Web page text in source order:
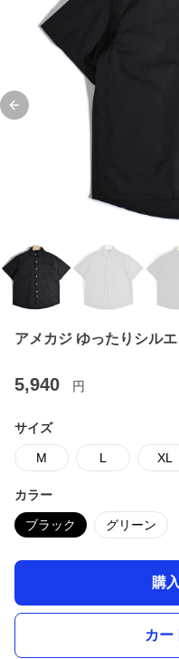
Previous slide
アメカジ ゆったりシル
5,940 円
サイズ
M L XL
カラー
ブラック グリーン
購
カー